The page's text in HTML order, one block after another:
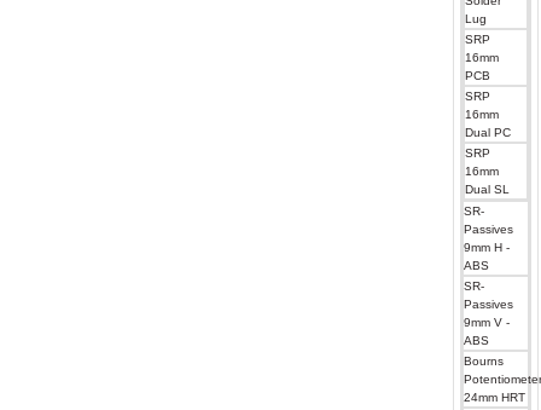
Lug
SRP
16mm
PCB
SRP
16mm
Dual PC
SRP
16mm
Dual SL
SR-
Passives
9mm H -
ABS
SR-
Passives
9mm V -
ABS
Bourns
24mm HRT